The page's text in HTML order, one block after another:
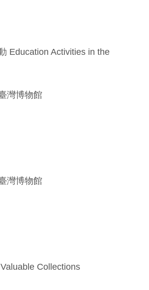
Education Activities in the
灣博物館
灣博物館
Collections